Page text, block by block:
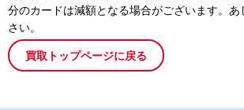
分のカードは減額となる場合がございます。
さい。
買取トップページに戻る